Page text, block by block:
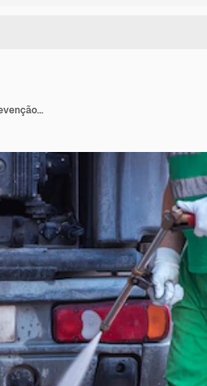
Trabalhador com roupa de trabalho verde, limpando as ruas para a prevenção do covid19 ou vírus corona com pistola d'água com alvejante pressurizado